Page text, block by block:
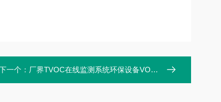
一个： 厂界TVOC在线监测系统环保设备VOCs监测仪器 麦越环境M-2060